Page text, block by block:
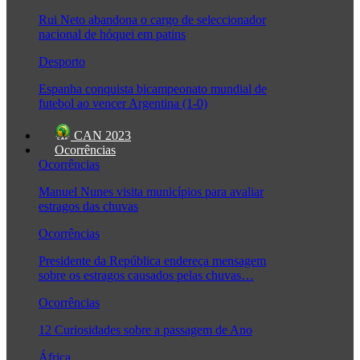
Rui Neto abandona o cargo de seleccionador
nacional de hóquei em patins
Desporto
Espanha conquista bicampeonato mundial de
futebol ao vencer Argentina (1-0)
CAN 2023
Ocorrências
Ocorrências
Manuel Nunes visita municípios para avaliar
estragos das chuvas
Ocorrências
Presidente da República endereça mensagem
sobre os estragos causados pelas chuvas…
Ocorrências
12 Curiosidades sobre a passagem de Ano
África